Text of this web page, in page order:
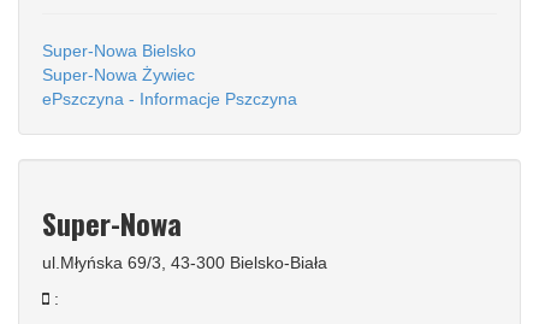
Super-Nowa Bielsko
Super-Nowa Żywiec
ePszczyna - Informacje Pszczyna
Super-Nowa
ul.Młyńska 69/3, 43-300 Bielsko-Biała
: